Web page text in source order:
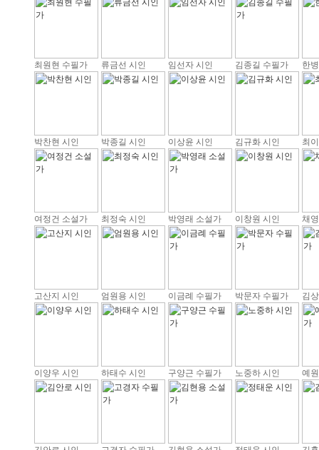
최원현 수필가 류금선 시인 임선자 시인 김종길 수필가 한
박찬현 시인 박종길 시인 이상윤 시인 김규화 시인 최
여정건 소설가 최정숙 시인 박영래 소설가 이창원 시인 채
고산지 시인 엄원용 시인 이금례 수필가 박문자 수필가 김
이양우 시인 하태수 시인 구양근 수필가 노중하 시인 예